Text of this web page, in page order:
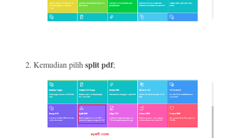
Kemudian pilihsplit pdf;